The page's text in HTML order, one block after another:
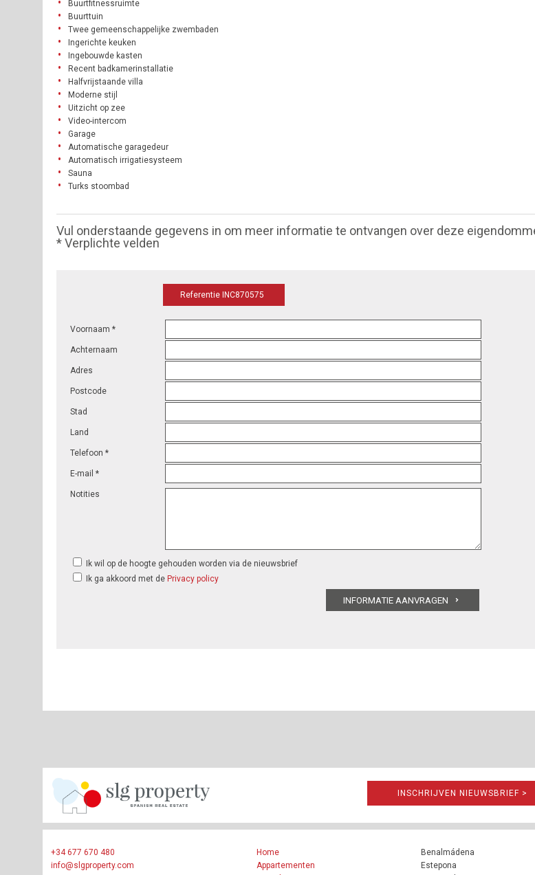
Buurtfitnessruimte
Buurttuin
Twee gemeenschappelijke zwembaden
Ingerichte keuken
Ingebouwde kasten
Recent badkamerinstallatie
Halfvrijstaande villa
Moderne stijl
Uitzicht op zee
Video-intercom
Garage
Automatische garagedeur
Automatisch irrigatiesysteem
Sauna
Turks stoombad
Vul onderstaande gegevens in om meer informatie te ontvangen over deze
* Verplichte velden
Referentie INC870575
Voornaam *
Achternaam
Adres
Postcode
Stad
Land
Telefoon *
E-mail *
Notities
Ik wil op de hoogte gehouden worden via de nieuwsbrief
Ik ga akkoord met de Privacy policy
INSCHRIJVEN NIEUWSBRIEF >
+34 677 670 480
info@slgproperty.com
Home
Appartementen
Benalmádena
Estepona